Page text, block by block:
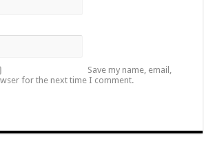
Save my name, email,
for the next time I comment.